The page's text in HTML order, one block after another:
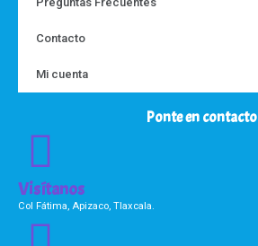
Contacto
Mi cuenta
Ponte en contacto
Visítanos
Col Fátima, Apizaco, Tlaxcala.